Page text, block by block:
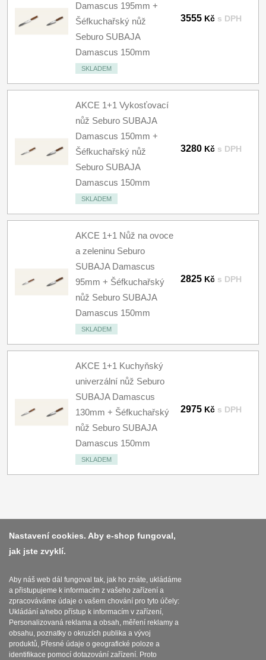
Damascus 195mm +
Šéfkuchařský nůž
Seburo SUBAJA
Damascus 150mm
SKLADEM
3555 Kč s DPH
AKCE 1+1 Vykosťovací
nůž Seburo SUBAJA
Damascus 150mm +
Šéfkuchařský nůž
Seburo SUBAJA
Damascus 150mm
SKLADEM
3280 Kč s DPH
AKCE 1+1 Nůž na ovoce
a zeleninu Seburo
SUBAJA Damascus
95mm + Šéfkuchařský
nůž Seburo SUBAJA
Damascus 150mm
SKLADEM
2825 Kč s DPH
AKCE 1+1 Kuchyňský
univerzální nůž Seburo
SUBAJA Damascus
130mm + Šéfkuchařský
nůž Seburo SUBAJA
Damascus 150mm
SKLADEM
2975 Kč s DPH
Platba a dodávka
Obchodní podmínky
Zasady zpracovani osobnich udaju
Reklamační řád
O nožích
Nastavení cookies. Aby e-shop fungoval,
jak jste zvyklí.
Aby náš web dál fungoval tak, jak ho znáte, ukládáme
a přistupujeme k informacím z vašeho zařízení a
zpracováváme údaje o vašem chování pro tyto účely:
Ukládání a/nebo přístup k informacím v zařízení,
Personalizovaná reklama a obsah, měření reklamy a
obsahu, poznatky o okruzích publika a vývoj
produktů, Přesné údaje o geografické poloze a
identifikace pomocí dotazování zařízení. Proto